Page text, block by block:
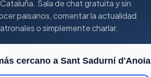
Sala de chat gratuita y sin
paisanos, comentar la actualidad
o simplemente charlar.
cercano a Sant Sadurní d'Anoia